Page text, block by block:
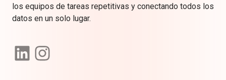
los equipos de tareas repetitivas y conectando todos los
datos en un solo lugar.